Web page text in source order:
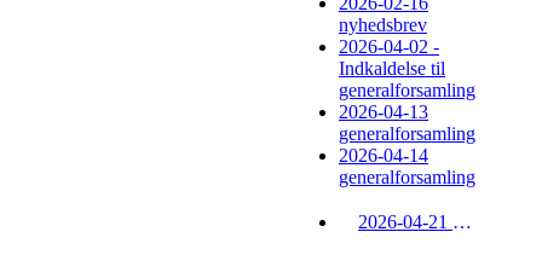
nyhedsbrev
2026-04-02 -
Indkaldelse til
generalforsamling
2026-04-13
generalforsamling
2026-04-14
generalforsamling
2026-04-21 nyhedsbrev - ændring af boligafgift